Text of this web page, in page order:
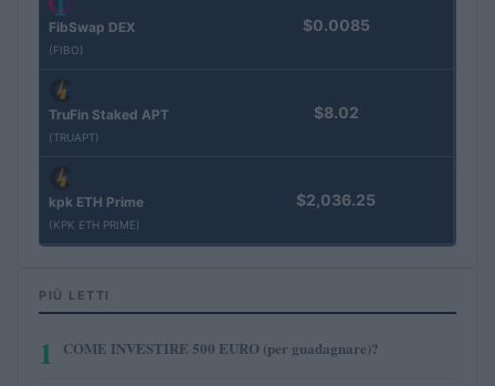
FibSwap DEX
(FIBO)
$0.0085
TruFin Staked APT
(TRUAPT)
$8.02
kpk ETH Prime
(KPK ETH PRIME)
$2,036.25
PIÙ LETTI
1 COME INVESTIRE 500 EURO (per guadagnare)?